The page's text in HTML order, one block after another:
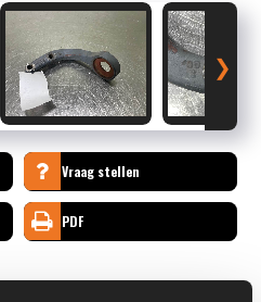
❯
Vraag stellen
PDF